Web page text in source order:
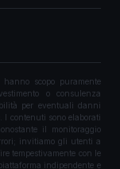
scopo puramente
o consulenza
per eventuali danni
contenuti sono elaborati
il monitoraggio
invitiamo gli utenti a
tempestivamente con le
indipendente e